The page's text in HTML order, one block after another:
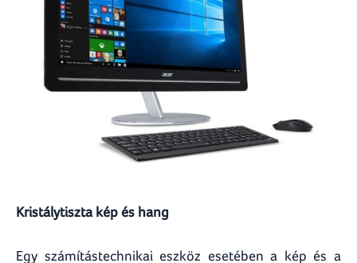
Kristálytiszta kép és hang
Egy számítástechnikai eszköz esetében a kép és a